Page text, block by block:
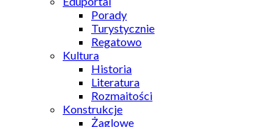
Porady
Turystycznie
Regatowo
Kultura
Historia
Literatura
Rozmaitości
Konstrukcje
Żaglowe